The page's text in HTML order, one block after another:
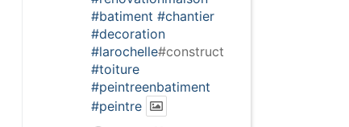
#batiment #chantier
#decoration
#larochelle#construction
#toiture
#peintreenbatiment
#peintre